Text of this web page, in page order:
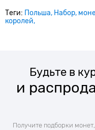
Теги: Польша Набор
королей
Будьте в
и
Получите подборки